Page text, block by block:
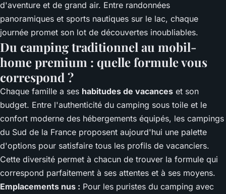
d'aventure et de grand air. Entre randonnées
panoramiques et sports nautiques sur le lac, chaque
journée promet son lot de découvertes inoubliables.
Du camping traditionnel au mobil-
home premium : quelle formule vous
correspond ?
Chaque famille a ses habitudes de vacances et son
budget. Entre l'authenticité du camping sous toile et le
confort moderne des hébergements équipés, les campings
du Sud de la France proposent aujourd'hui une palette
d'options pour satisfaire tous les profils de vacanciers.
Cette diversité permet à chacun de trouver la formule qui
correspond parfaitement à ses attentes et à ses moyens.
Emplacements nus : Pour les puristes du camping avec